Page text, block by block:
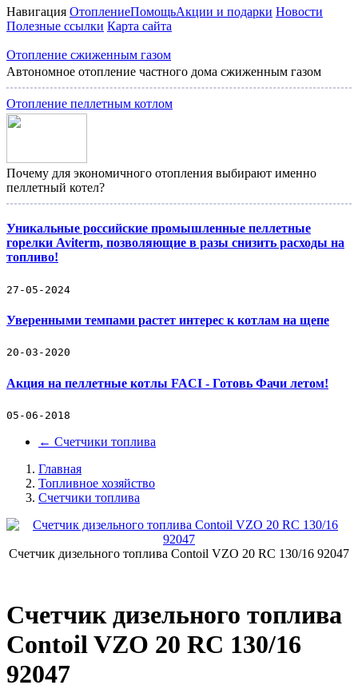
Навигация ОтоплениеПомощьАкции и подарки Новости
Полезные ссылки Карта сайта
Отопление сжиженным газом
Автономное отопление частного дома сжиженным газом
Отопление пеллетным котлом
Почему для экономичного отопления выбирают именно
пеллетный котел?
Уникальные российские промышленные пеллетные
горелки Aviterm, позволяющие в разы снизить расходы на
топливо!
27-05-2024
Уверенными темпами растет интерес к котлам на щепе
20-03-2020
Акция на пеллетные котлы FACI - Готовь Фачи летом!
05-06-2018
← Счетчики топлива
Главная
Топливное хозяйство
Счетчики топлива
Счетчик дизельного топлива Contoil VZO 20 RC 130/16 92047
Счетчик дизельного топлива
Contoil VZO 20 RC 130/16
92047